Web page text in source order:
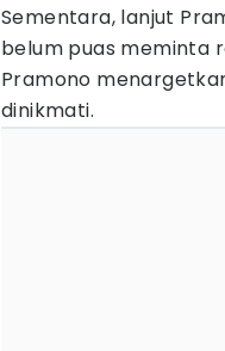
Sementara, lanjut
belum puas meminta
Pramono
dinikmati.